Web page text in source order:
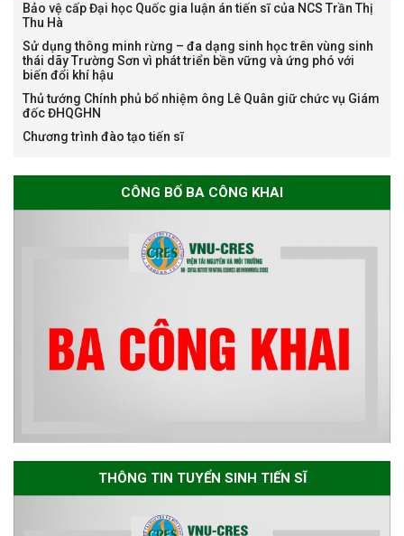
Nguyễn Thế Thông
Thông báo chương trình học
bổng Nagao tại Việt Nam năm
ban chuyên môn đánh giá hồ
sơ chuyên môn cho các thí sinh
dự tuyển nghiên cứu sinh đợt 1
Thông báo danh sách thí sinh
đủ điều kiện dự tuyển Chương
trình đào tạo tiến sĩ chuyên
ngành Môi trường và phát triển
bền vững đợt 1 năm 2026
Bảo vệ cấp Đại học Quốc gia luận án tiến sĩ của NCS Trần Thị
Thu Hà
Sử dụng thông minh rừng – đa dạng sinh học trên vùng sinh
thái dãy Trường Sơn vì phát triển bền vững và ứng phó với
biến đổi khí hậu
Thủ tướng Chính phủ bổ nhiệm ông Lê Quân giữ chức vụ Giám
đốc ĐHQGHN
Chương trình đào tạo tiến sĩ
CÔNG BỐ BA CÔNG KHAI
THÔNG TIN TUYỂN SINH TIẾN SĨ